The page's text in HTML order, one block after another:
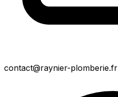
contact@raynier-plomberie.fr